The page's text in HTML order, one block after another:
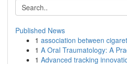
Published News
1 association between
1 A Oral Traumatology: A
1 Advanced tracking